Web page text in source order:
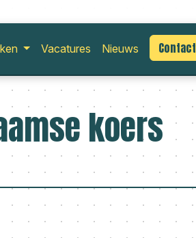
Vacatures Nieuws Contact
koers